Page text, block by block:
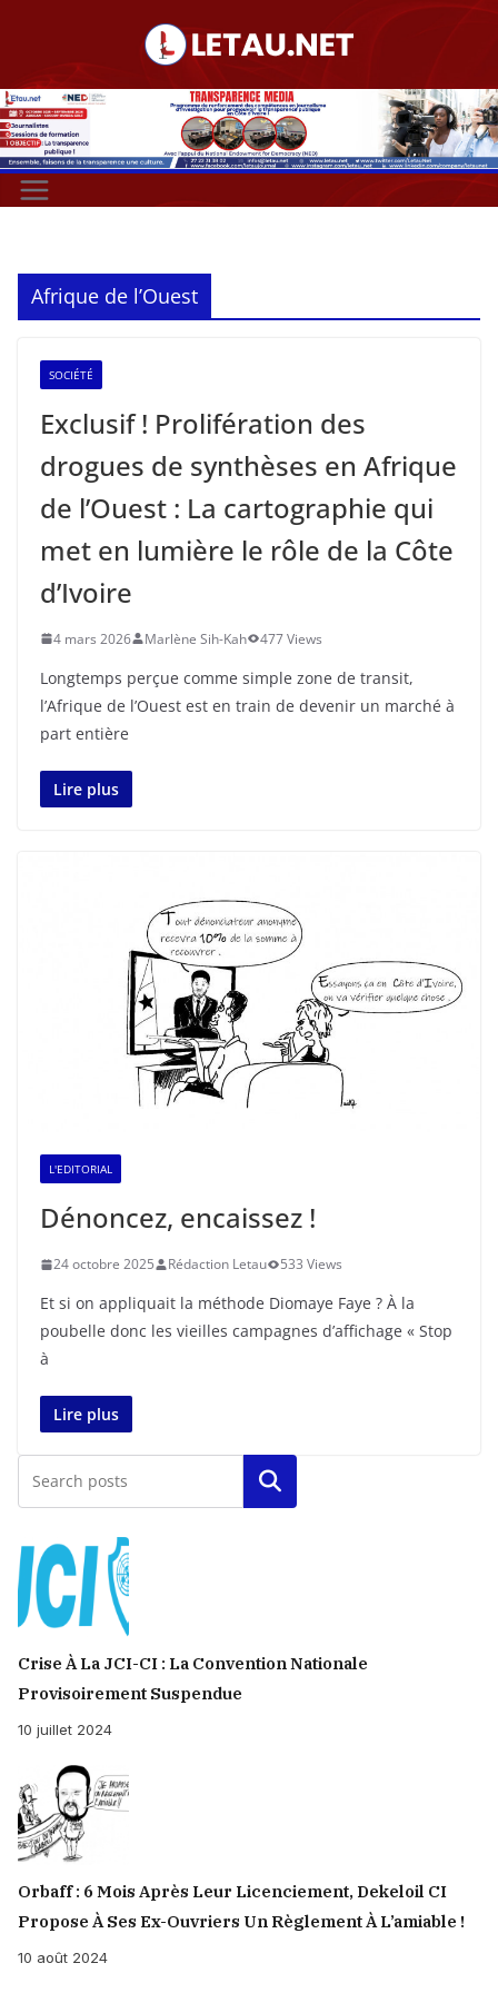
contenu
Afrique de l’Ouest
SOCIÉTÉ
Exclusif ! Prolifération des
drogues de synthèses en Afrique
de l’Ouest : La cartographie qui
met en lumière le rôle de la Côte
d’Ivoire
4 mars 2026 Marlène Sih-Kah 477 Views
Longtemps perçue comme simple zone de transit,
l’Afrique de l’Ouest est en train de devenir un marché à
part entière
Lire plus
L'EDITORIAL
Dénoncez, encaissez !
24 octobre 2025 Rédaction Letau 533 Views
Et si on appliquait la méthode Diomaye Faye ? À la
poubelle donc les vieilles campagnes d’affichage « Stop
à
Lire plus
Rechercher
Crise À La JCI-CI : La Convention Nationale
Provisoirement Suspendue
10 juillet 2024
Orbaff : 6 Mois Après Leur Licenciement, Dekeloil CI
Propose À Ses Ex-Ouvriers Un Règlement À L’amiable !
10 août 2024